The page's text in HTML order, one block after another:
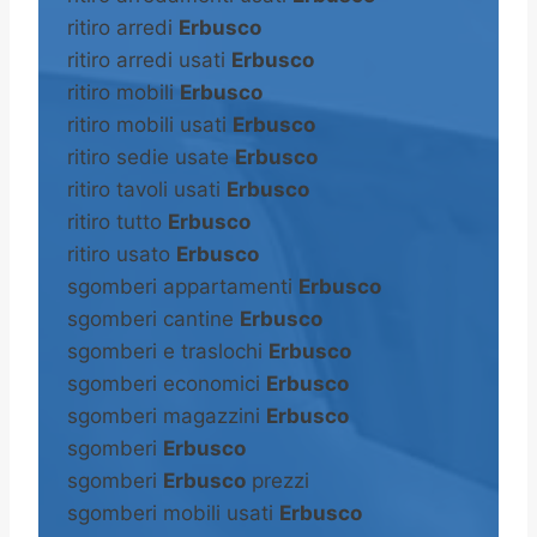
ritiro arredi Erbusco
ritiro arredi usati Erbusco
ritiro mobili Erbusco
ritiro mobili usati Erbusco
ritiro sedie usate Erbusco
ritiro tavoli usati Erbusco
ritiro tutto Erbusco
ritiro usato Erbusco
sgomberi appartamenti Erbusco
sgomberi cantine Erbusco
sgomberi e traslochi Erbusco
sgomberi economici Erbusco
sgomberi magazzini Erbusco
sgomberi Erbusco
sgomberi Erbusco prezzi
sgomberi mobili usati Erbusco